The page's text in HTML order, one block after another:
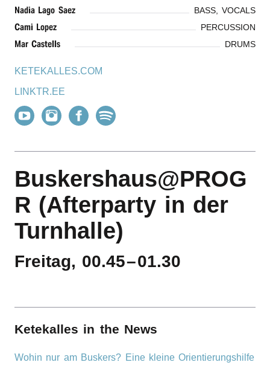
Nadia Lago Saez BASS, VOCALS
Cami Lopez PERCUSSION
Mar Castells DRUMS
KETEKALLES.COM
LINKTR.EE
Buskershaus@PROG
R (Afterparty in der
Turnhalle)
Freitag, 00.45–01.30
Ketekalles in the News
Wohin nur am Buskers? Eine kleine Orientierungshilfe